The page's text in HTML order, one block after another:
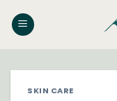
SKIN CARE